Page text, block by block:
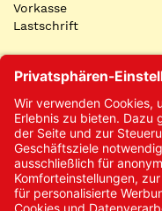
Vorkasse
Lastschrift
Kontakt
Kontakt/Anfrage
Neukundenanmeldung
Kennwort vergessen